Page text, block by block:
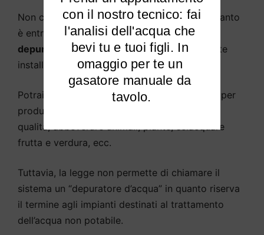
Non c’è teoricamente alcuna differenza, in quanto
è entrata nella lingua parlata la definizione di
depuratore d’acquacome sistema solitamente
installato sotto il lavello della cucina.
Potrai purificare l’acqua potabile di Trivolzio
per
produrre acqua potabile e di cottura di alta
qualità, abbeverare animali, piante, sciacquare
frutta e verdura, ecc.
Tuttavia, la legge non permette di chiamare il
sistema un “depuratore d’acqua” in quanto riserva
il termine agli impianti destinati al trattamento
dell’acqua non potabile.
l'analisi dell'acqua che
bevi tu e tuoi figli. In
omaggio per te un
gasatore manuale da
tavolo.